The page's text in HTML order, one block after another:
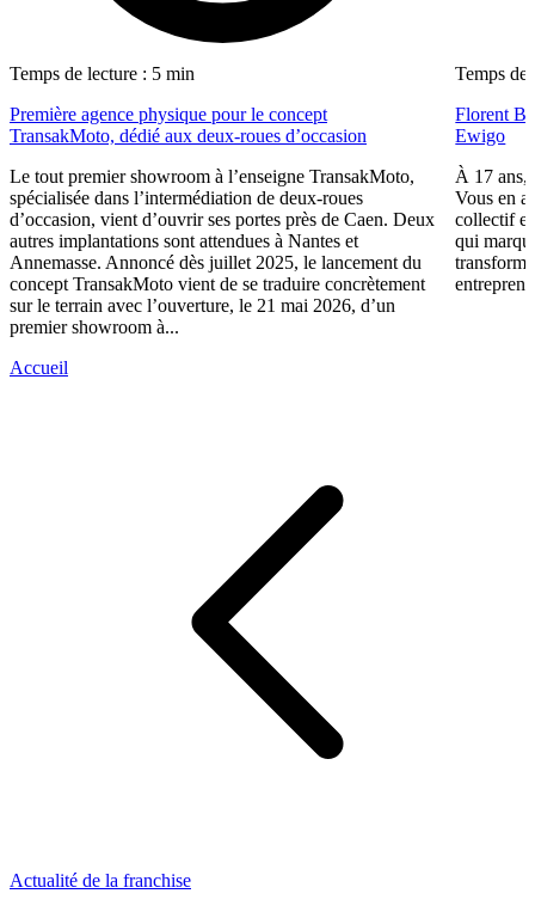
Temps de lecture : 5 min
Première agence physique pour le concept
TransakMoto, dédié aux deux-roues d’occasion
Le tout premier showroom à l’enseigne TransakMoto,
spécialisée dans l’intermédiation de deux-roues
d’occasion, vient d’ouvrir ses portes près de Caen. Deux
autres implantations sont attendues à Nantes et
Annemasse. Annoncé dès juillet 2025, le lancement du
concept TransakMoto vient de se traduire concrètement
sur le terrain avec l’ouverture, le 21 mai 2026, d’un
premier showroom à...
Temps de
Florent
Ewigo
À 17 ans,
Vous en
collectif
qui
Accueil
Actualité de la franchise